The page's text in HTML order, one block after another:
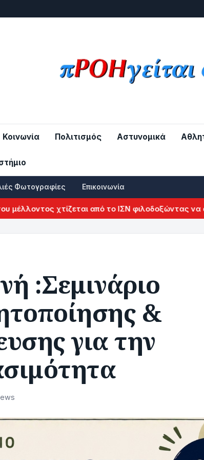
Κοινωνία Πολιτισμός Αστυνομικά
Φωτογραφίες Επικοινωνία
χτίζεται από το ΙΣΝ φιλοδοξώντας να
:Σεμινάριο
&
για την